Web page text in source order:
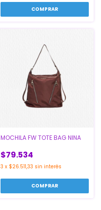
MOCHILA FW TOTE BAG NINA
$79.534
3 x $26.511,33 sin interés